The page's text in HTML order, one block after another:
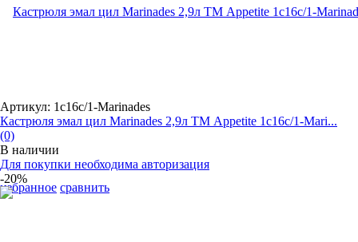
избранное сравнить
Артикул: 1с16с/1-Marinades
Кастрюля эмал цил Marinades 2,9л ТМ Appetite 1с16с/1-Mari...
(0)
В наличии
Для покупки необходима авторизация
-20%